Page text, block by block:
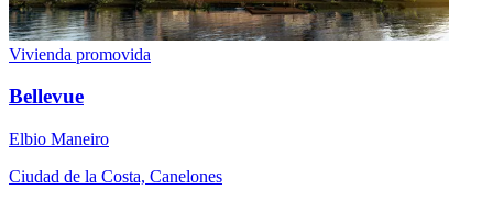
Vivienda promovida
Bellevue
Elbio Maneiro
Ciudad de la Costa, Canelones